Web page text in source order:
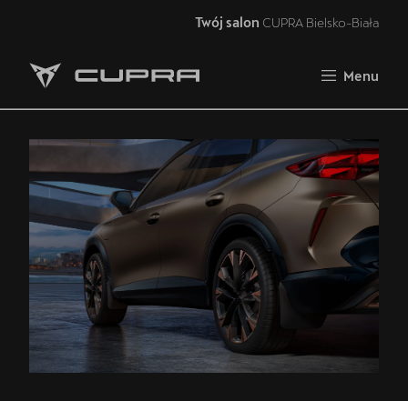
Twój salon CUPRA Bielsko-Biała
Menu
Strona główna
Samochody dostępne od ręki
Jazda próbna CUPRĄ
Finansowanie
Oryginalne części zamienne
Akcesoria CUPRA